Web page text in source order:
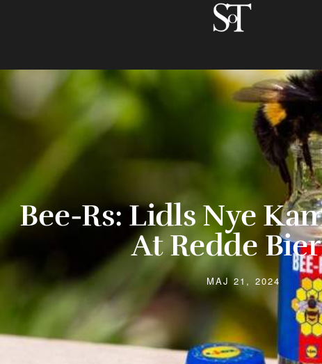
Bee-Rs: Lidls Nye
At Redde
MAJ 21, 2024